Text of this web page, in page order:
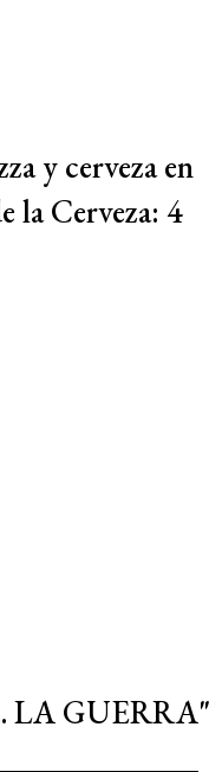
y cerveza en
la Cerveza: 4
LA GUERRA"